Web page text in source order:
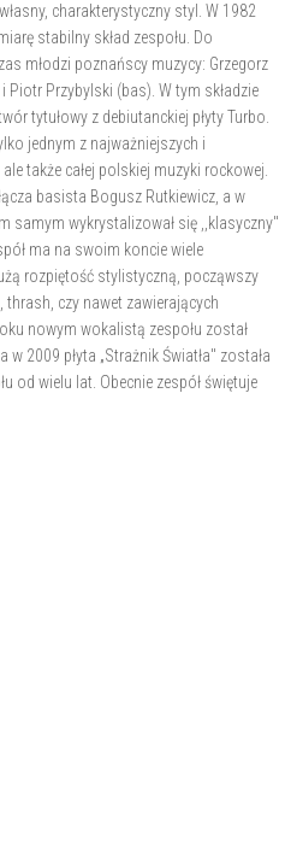
charakterystyczny styl. W 1982
stabilny skład zespołu. Do
młodzi poznańscy muzycy: Grzegorz
Piotr Przybylski (bas). W tym składzie
tytułowy z debiutanckiej płyty Turbo.
jednym z najważniejszych i
także całej polskiej muzyki rockowej.
basista Bogusz Rutkiewicz, a w
samym wykrystalizował się ,,klasyczny"
ma na swoim koncie wiele
rozpiętość stylistyczną, począwszy
czy nawet zawierających
nowym wokalistą zespołu został
2009 płyta „Strażnik Światła" została
od wielu lat. Obecnie zespół świętuje